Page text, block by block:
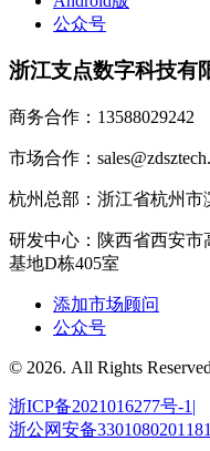
公众号
浙江支点数字科技有
商务合作：13588029242
市场合作：
杭州总部：浙江省杭州
研发中心：陕西省西安市
基地D栋405室
添加市场顾问
公众号
© 2026. All Rights
浙ICP备2021016277号-1|
浙公网安备